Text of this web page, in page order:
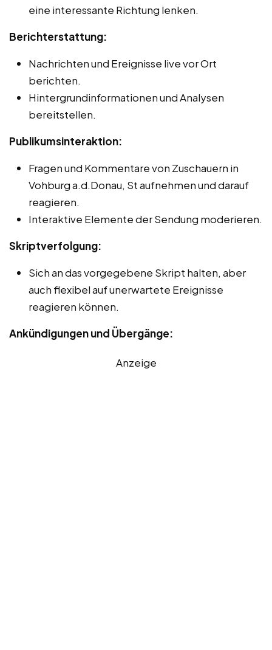
eine interessante Richtung lenken.
Berichterstattung:
Nachrichten und Ereignisse live vor Ort
berichten.
Hintergrundinformationen und Analysen
bereitstellen.
Publikumsinteraktion:
Fragen und Kommentare von Zuschauern in
Vohburg a.d.Donau, St aufnehmen und darauf
reagieren.
Interaktive Elemente der Sendung moderieren.
Skriptverfolgung:
Sich an das vorgegebene Skript halten, aber
auch flexibel auf unerwartete Ereignisse
reagieren können.
Ankündigungen und Übergänge:
Anzeige